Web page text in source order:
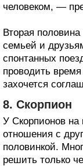
человеком, —
Вторая
семьей и
спонтанных
проводить
захочется
8. Скорпион
У Скорпионов
отношения с
половинкой.
решить только